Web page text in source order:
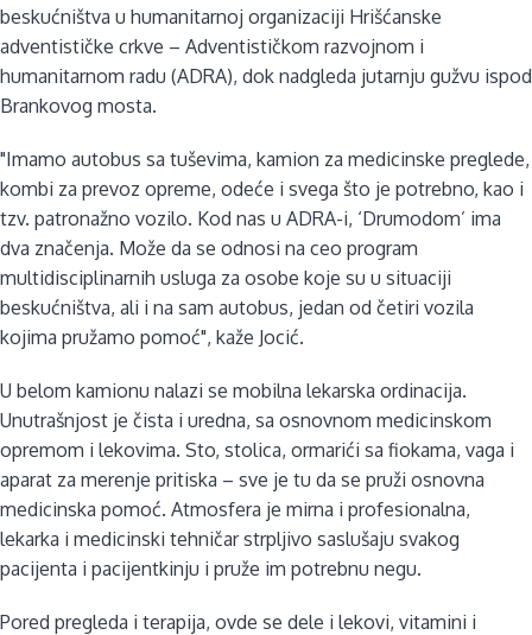
beskućništva u humanitarnoj organizaciji Hrišćanske
adventističke crkve – Adventističkom razvojnom i
humanitarnom radu (ADRA), dok nadgleda jutarnju gužvu ispod
Brankovog mosta.
"Imamo autobus sa tuševima, kamion za medicinske preglede,
kombi za prevoz opreme, odeće i svega što je potrebno, kao i
tzv. patronažno vozilo. Kod nas u ADRA-i, ‘Drumodom’ ima
dva značenja. Može da se odnosi na ceo program
multidisciplinarnih usluga za osobe koje su u situaciji
beskućništva, ali i na sam autobus, jedan od četiri vozila
kojima pružamo pomoć", kaže Jocić.
U belom kamionu nalazi se mobilna lekarska ordinacija.
Unutrašnjost je čista i uredna, sa osnovnom medicinskom
opremom i lekovima. Sto, stolica, ormarići sa fiokama, vaga i
aparat za merenje pritiska – sve je tu da se pruži osnovna
medicinska pomoć. Atmosfera je mirna i profesionalna,
lekarka i medicinski tehničar strpljivo saslušaju svakog
pacijenta i pacijentkinju i pruže im potrebnu negu.
Pored pregleda i terapija, ovde se dele i lekovi, vitamini i